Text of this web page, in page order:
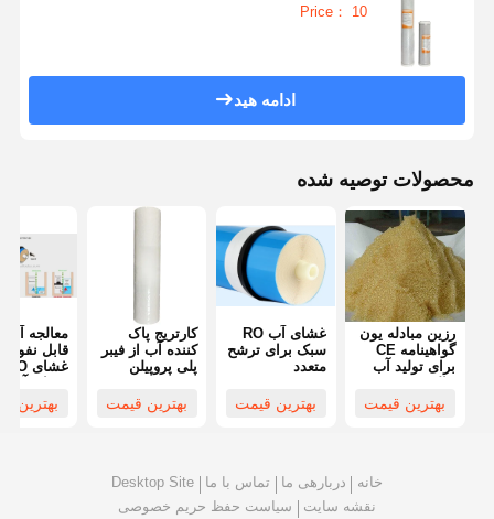
Price： 10
ادامه هید
محصولات توصیه شده
رزین مبادله یون
گواهینامه CE
برای تولید آب
بهترین قیمت
غشای آب RO
سبک برای ترشح
متعدد
بهترین قیمت
کارتریج پاک
کننده آب از فیبر
پلی پروپیلن
رسوب
بهترین قیمت
معالجه آب
غشای RO
معکوس
بهترین
خانه دربارهی ما تماس با ما
Desktop Site
نقشه سایت
سیاست حفظ حریم خصوصی